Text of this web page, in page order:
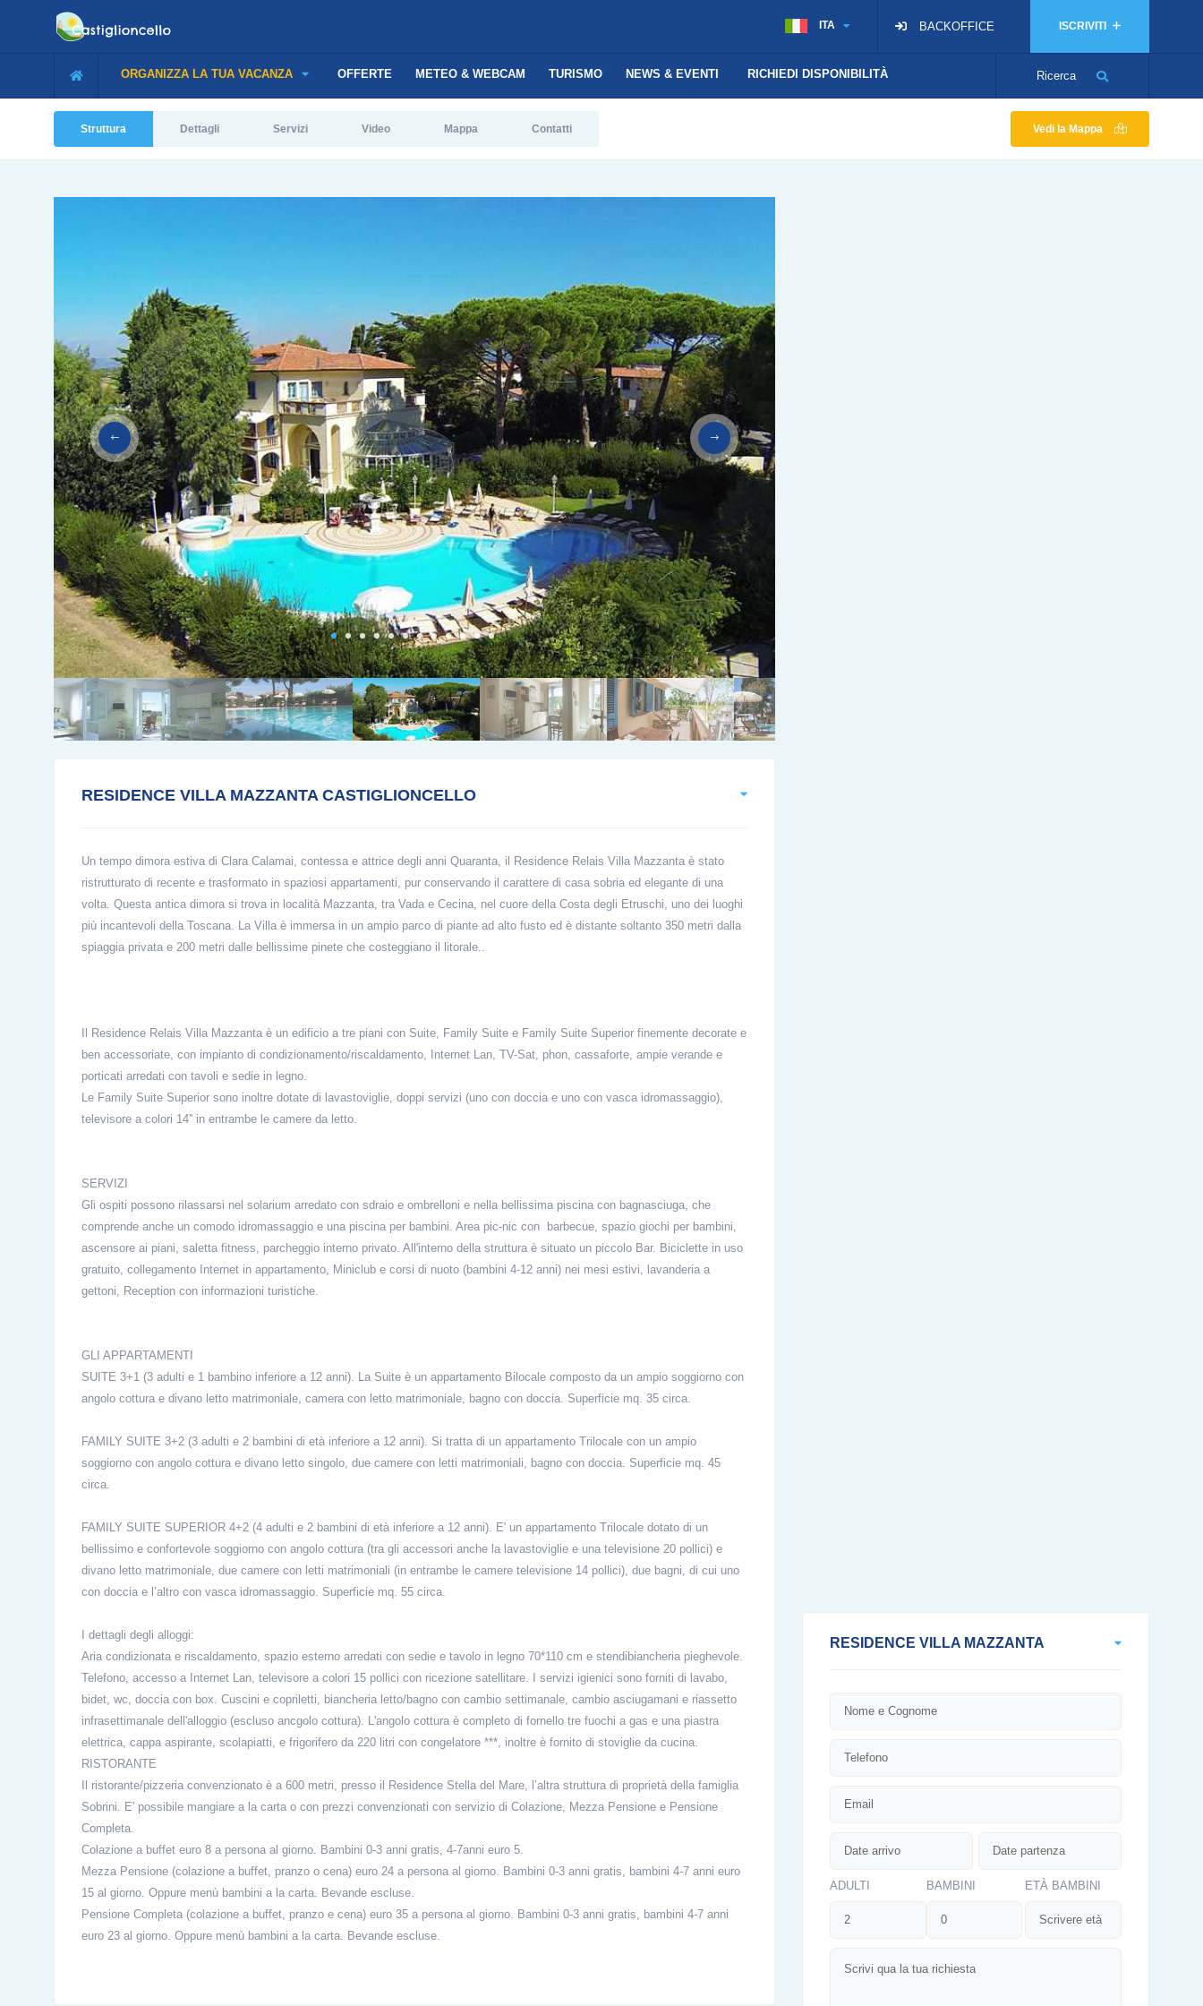
ISCRIVITI
BACKOFFICE
ITA
Ricerca
ORGANIZZA LA TUA VACANZA OFFERTE METEO & WEBCAM TURISMO NEWS & EVENTI RICHIEDI DISPONIBILITÀ
Struttura Dettagli Servizi Video Mappa Contatti Vedi la Mappa
RESIDENCE VILLA MAZZANTA
ADULTI BAMBINI ETÀ BAMBINI
RESIDENCE VILLA MAZZANTA CASTIGLIONCELLO
Un tempo dimora estiva di Clara Calamai, contessa e attrice degli anni Quaranta, il Residence Relais Villa Mazzanta è stato
ristrutturato di recente e trasformato in spaziosi appartamenti, pur conservando il carattere di casa sobria ed elegante di una
volta. Questa antica dimora si trova in località Mazzanta, tra Vada e Cecina, nel cuore della Costa degli Etruschi, uno dei luoghi
più incantevoli della Toscana. La Villa è immersa in un ampio parco di piante ad alto fusto ed è distante soltanto 350 metri dalla
spiaggia privata e 200 metri dalle bellissime pinete che costeggiano il litorale..
Il Residence Relais Villa Mazzanta è un edificio a tre piani con Suite, Family Suite e Family Suite Superior finemente decorate e
ben accessoriate, con impianto di condizionamento/riscaldamento, Internet Lan, TV-Sat, phon, cassaforte, ampie verande e
porticati arredati con tavoli e sedie in legno.
Le Family Suite Superior sono inoltre dotate di lavastoviglie, doppi servizi (uno con doccia e uno con vasca idromassaggio),
televisore a colori 14'' in entrambe le camere da letto.
SERVIZI
Gli ospiti possono rilassarsi nel solarium arredato con sdraio e ombrelloni e nella bellissima piscina con bagnasciuga, che
comprende anche un comodo idromassaggio e una piscina per bambini. Area pic-nic con barbecue, spazio giochi per bambini,
ascensore ai piani, saletta fitness, parcheggio interno privato. All'interno della struttura è situato un piccolo Bar. Biciclette in uso
gratuito, collegamento Internet in appartamento, Miniclub e corsi di nuoto (bambini 4-12 anni) nei mesi estivi, lavanderia a
gettoni, Reception con informazioni turistiche.
GLI APPARTAMENTI
SUITE 3+1 (3 adulti e 1 bambino inferiore a 12 anni). La Suite è un appartamento Bilocale composto da un ampio soggiorno con
angolo cottura e divano letto matrimoniale, camera con letto matrimoniale, bagno con doccia. Superficie mq. 35 circa.
FAMILY SUITE 3+2 (3 adulti e 2 bambini di età inferiore a 12 anni). Si tratta di un appartamento Trilocale con un ampio
soggiorno con angolo cottura e divano letto singolo, due camere con letti matrimoniali, bagno con doccia. Superficie mq. 45
circa.
FAMILY SUITE SUPERIOR 4+2 (4 adulti e 2 bambini di età inferiore a 12 anni). E' un appartamento Trilocale dotato di un
bellissimo e confortevole soggiorno con angolo cottura (tra gli accessori anche la lavastoviglie e una televisione 20 pollici) e
divano letto matrimoniale, due camere con letti matrimoniali (in entrambe le camere televisione 14 pollici), due bagni, di cui uno
con doccia e l’altro con vasca idromassaggio. Superficie mq. 55 circa.
I dettagli degli alloggi:
Aria condizionata e riscaldamento, spazio esterno arredati con sedie e tavolo in legno 70*110 cm e stendibiancheria pieghevole.
Telefono, accesso a Internet Lan, televisore a colori 15 pollici con ricezione satellitare. I servizi igienici sono forniti di lavabo,
bidet, wc, doccia con box. Cuscini e copriletti, biancheria letto/bagno con cambio settimanale, cambio asciugamani e riassetto
infrasettimanale dell'alloggio (escluso ancgolo cottura). L'angolo cottura è completo di fornello tre fuochi a gas e una piastra
elettrica, cappa aspirante, scolapiatti, e frigorifero da 220 litri con congelatore ***, inoltre è fornito di stoviglie da cucina.
RISTORANTE
Il ristorante/pizzeria convenzionato è a 600 metri, presso il Residence Stella del Mare, l’altra struttura di proprietà della famiglia
Sobrini. E' possibile mangiare a la carta o con prezzi convenzionati con servizio di Colazione, Mezza Pensione e Pensione
Completa.
Colazione a buffet euro 8 a persona al giorno. Bambini 0-3 anni gratis, 4-7anni euro 5.
Mezza Pensione (colazione a buffet, pranzo o cena) euro 24 a persona al giorno. Bambini 0-3 anni gratis, bambini 4-7 anni euro
15 al giorno. Oppure menù bambini a la carta. Bevande escluse.
Pensione Completa (colazione a buffet, pranzo e cena) euro 35 a persona al giorno. Bambini 0-3 anni gratis, bambini 4-7 anni
euro 23 al giorno. Oppure menù bambini a la carta. Bevande escluse.